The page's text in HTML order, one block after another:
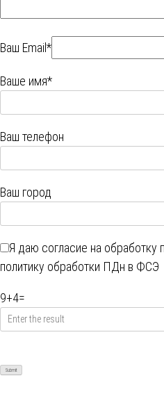
Ваш Email*
Ваше имя*
Ваш телефон
Ваш город
Я даю согласие на
политику обработки ПДн в ФСЭ
9+4=